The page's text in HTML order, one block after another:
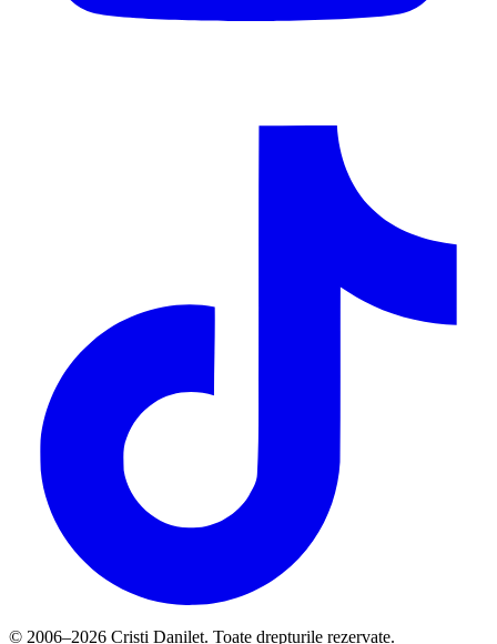
© 2006–2026 Cristi Danileț. Toate drepturile rezervate.